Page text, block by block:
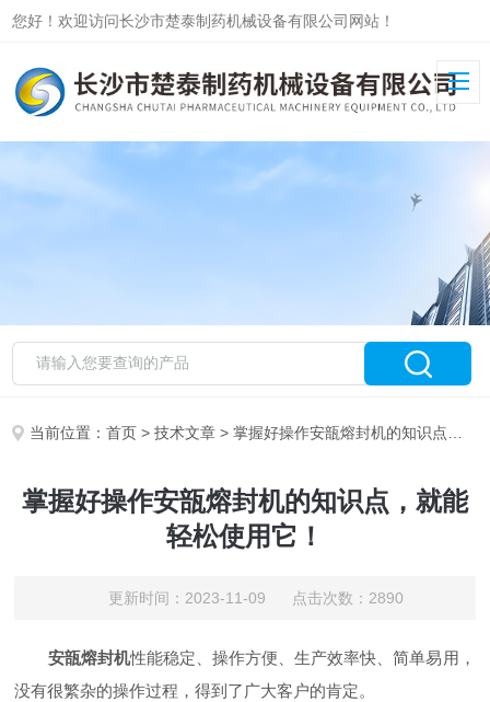
您好！欢迎访问长沙市楚泰制药机械设备有限公司网站！
当前位置：首页 >技术文章 > 掌握好操作安瓿熔封机的知识点，就能轻松使用它！
掌握好操作安瓿熔封机的知识点，就能
轻松使用它！
更新时间：2023-11-09 点击次数：2890
安瓿熔封机性能稳定、操作方便、生产效率快、简单易用，
没有很繁杂的操作过程，得到了广大客户的肯定。